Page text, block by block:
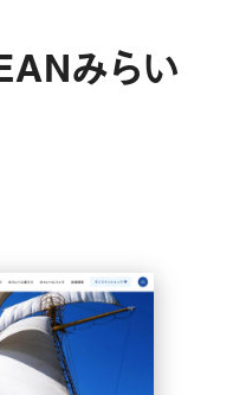
みらい